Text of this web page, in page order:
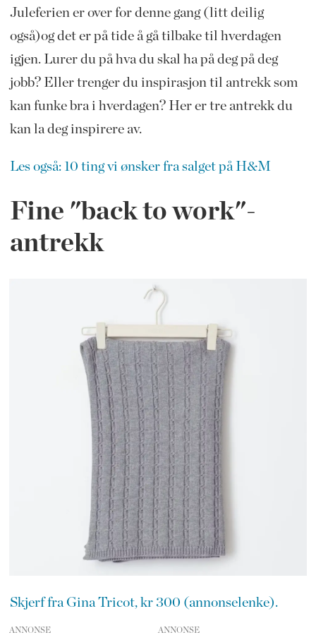
Juleferien er over for denne gang (litt deilig
også)og det er på tide å gå tilbake til hverdagen
igjen. Lurer du på hva du skal ha på deg på deg
jobb? Eller trenger du inspirasjon til antrekk som
kan funke bra i hverdagen? Her er tre antrekk du
kan la deg inspirere av.
Les også: 10 ting vi ønsker fra salget på H&M
Fine "back to work"-
antrekk
Skjerf fra Gina Tricot, kr 300 (annonselenke).
ANNONSE